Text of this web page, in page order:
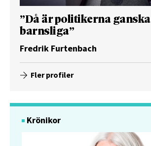
”Då är politikerna ganska
barnsliga”
Fredrik Furtenbach
Fler profiler
Krönikor